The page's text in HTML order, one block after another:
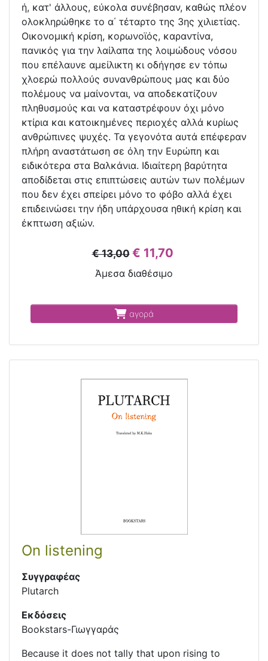
ή, κατ' άλλους, εύκολα συνέβησαν, καθώς πλέον
ολοκληρώθηκε το α΄ τέταρτο της 3ης χιλιετίας.
Οικονομική κρίση, κορωνοϊός, καραντίνα,
πανικός για την λαίλαπα της λοιμώδους νόσου
που επέλαυνε αμείλικτη κι οδήγησε εν τόπω
χλοερώ πολλούς συνανθρώπους μας και δύο
πολέμους να μαίνονται, να αποδεκατίζουν
πληθυσμούς και να καταστρέφουν όχι μόνο
κτίρια και κατοικημένες περιοχές αλλά κυρίως
ανθρώπινες ψυχές. Τα γεγονότα αυτά επέφεραν
πλήρη αναστάτωση σε όλη την Ευρώπη και
ειδικότερα στα Βαλκάνια. Ιδιαίτερη βαρύτητα
αποδίδεται στις επιπτώσεις αυτών των πολέμων
που δεν έχει σπείρει μόνο το φόβο αλλά έχει
επιδεινώσει την ήδη υπάρχουσα ηθική κρίση και
έκπτωση αξιών.
€ 13,00 € 11,70
Άμεσα διαθέσιμο
αγορά
On listening
Συγγραφέας
Plutarch
Εκδόσεις
Bookstars-Γιωγγαράς
Because it does not tally that upon rising to